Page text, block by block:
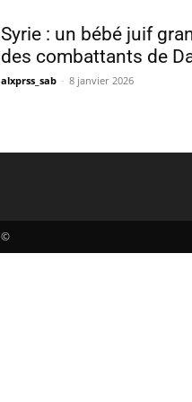
Syrie : un bébé juif
des combattants de
alxprss_sab - 8 janvier 2026
©